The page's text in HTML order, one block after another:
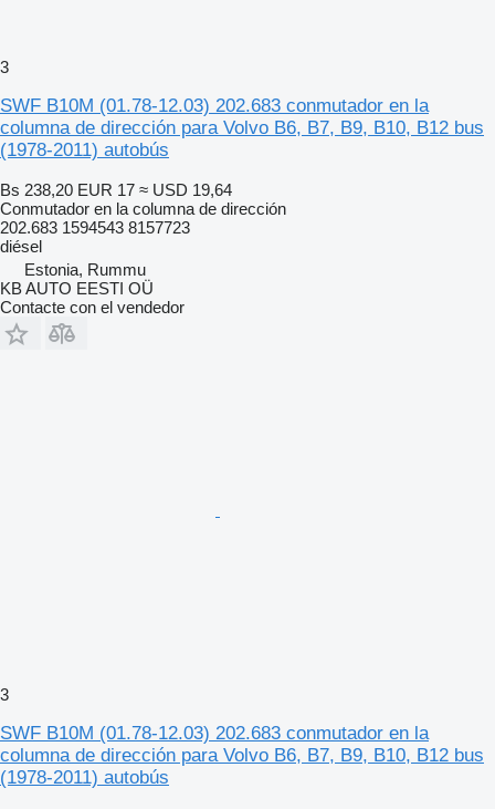
3
SWF B10M (01.78-12.03) 202.683 conmutador en la
columna de dirección para Volvo B6, B7, B9, B10, B12 bus
(1978-2011) autobús
Bs 238,20 EUR 17 ≈ USD 19,64
Conmutador en la columna de dirección
202.683 1594543 8157723
diésel
Estonia, Rummu
KB AUTO EESTI OÜ
Contacte con el vendedor
3
SWF B10M (01.78-12.03) 202.683 conmutador en la
columna de dirección para Volvo B6, B7, B9, B10, B12 bus
(1978-2011) autobús